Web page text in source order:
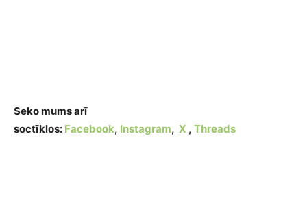
Seko mums arī
soctīklos: Facebook, Instagram, X , Threads